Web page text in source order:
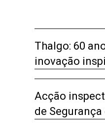
Thalgo: 60
inovação
Acção
de